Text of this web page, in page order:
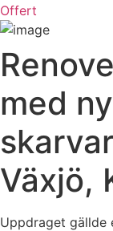
Offert
med
Växjö,
Uppdraget